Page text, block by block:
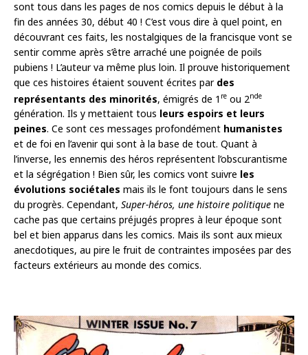
sont tous dans les pages de nos comics depuis le début à la
fin des années 30, début 40 ! C’est vous dire à quel point, en
découvrant ces faits, les nostalgiques de la francisque vont se
sentir comme après s’être arraché une poignée de poils
pubiens ! L’auteur va même plus loin. Il prouve historiquement
que ces histoires étaient souvent écrites par des
représentants des minorités, émigrés de 1 re ou 2nde
génération. Ils y mettaient tous leurs espoirs et leurs
peines. Ce sont ces messages profondément humanistes
et de foi en l’avenir qui sont à la base de tout. Quant à
l’inverse, les ennemis des héros représentent l’obscurantisme
et la ségrégation ! Bien sûr, les comics vont suivre les
évolutions sociétales mais ils le font toujours dans le sens
du progrès. Cependant, Super-héros, une histoire politique ne
cache pas que certains préjugés propres à leur époque sont
bel et bien apparus dans les comics. Mais ils sont aux mieux
anecdotiques, au pire le fruit de contraintes imposées par des
facteurs extérieurs au monde des comics.